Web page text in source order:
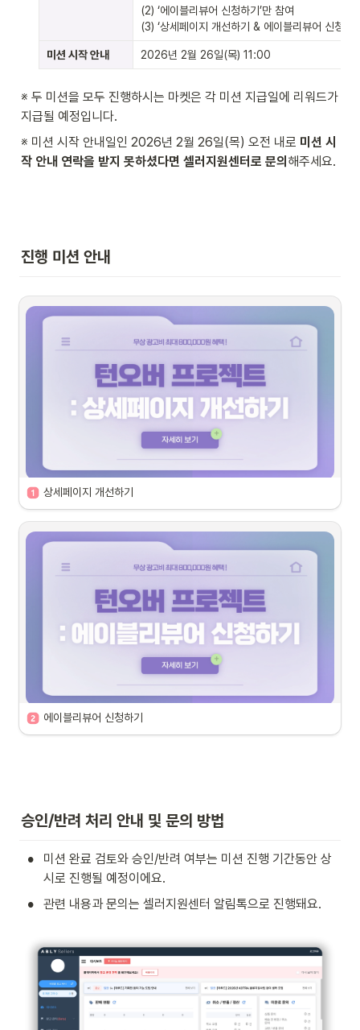
(2) ‘에이블리뷰어 신청하기’만 참여
(3) ‘상세페이지 개선하기 & 에이블리뷰어 신청하
미션 시작 안내 2026년 2월 26일(목) 11:00
※ 두 미션을 모두 진행하시는 마켓은 각 미션 지급일에 리워드가
지급될 예정입니다.
※ 미션 시작 안내일인 2026년 2월 26일(목) 오전 내로 미션 시
작 안내 연락을 받지 못하셨다면 셀러지원센터로 문의 해주세요.
진행 미션 안내
미션 안내
신청 상품 조건 가이드 내 개선이 필요한 부분에 해당
~ 2026년 2월 25일(수) 18:00
미션 시작 안내 2026년 2월 26일(목) 11:00
2026년 2월 26일(목) 11:00 ~ 2026년 3월
2026년 3월 12일(목) 11:00
상세페이지 개선하기
미션 시작 안내 2026년 2월 26일(목) 11:00
리워드 지급일 2026년 3월 23일(월) 11:00
’에이블리뷰어’ 신청 상품 조건
에이블리뷰어 신청하기
승인/반려 처리 안내 및 문의 방법
•
미션 완료 검토와 승인/반려 여부는 미션 진행 기간동안 상
시로 진행될 예정이에요.
• 관련 내용과 문의는 셀러지원센터 알림톡으로 진행돼요.